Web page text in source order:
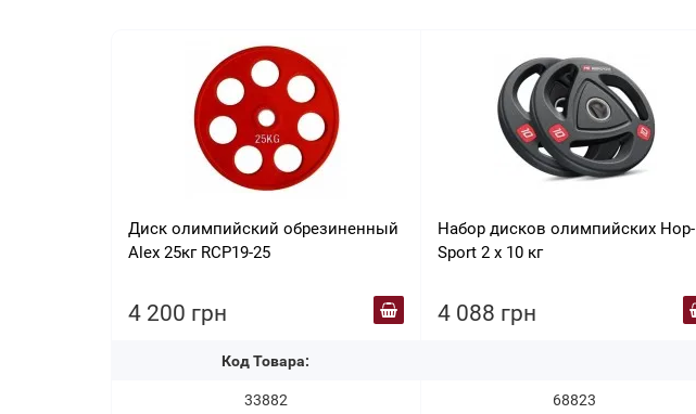
Диск олимпийский обрезиненный
Alex 25кг RCP19-25
4 200 грн
Код Товара:
33882
Набор дисков олимпийских Hop-
Sport 2 х 10 кг
4 088 грн
68823